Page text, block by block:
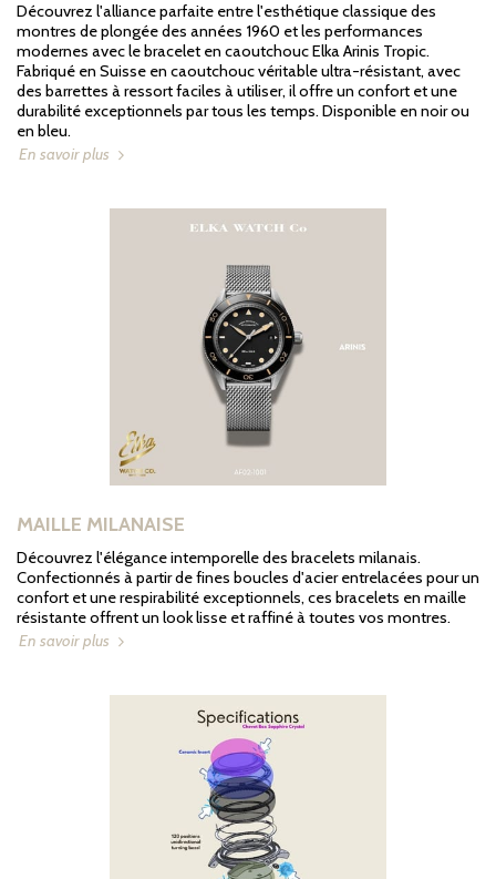
Découvrez l'alliance parfaite entre l'esthétique classique des
montres de plongée des années 1960 et les performances
modernes avec le bracelet en caoutchouc Elka Arinis Tropic.
Fabriqué en Suisse en caoutchouc véritable ultra-résistant, avec
des barrettes à ressort faciles à utiliser, il offre un confort et une
durabilité exceptionnels par tous les temps. Disponible en noir ou
en bleu.
En savoir plus
MAILLE MILANAISE
Découvrez l'élégance intemporelle des bracelets milanais.
Confectionnés à partir de fines boucles d'acier entrelacées pour un
confort et une respirabilité exceptionnels, ces bracelets en maille
résistante offrent un look lisse et raffiné à toutes vos montres.
En savoir plus